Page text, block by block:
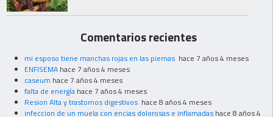
Comentarios recientes
mi esposo tiene manchas rojas en las piernas hace 7 años 4 meses
ENFISEMA hace 7 años 4 meses
caseum hace 7 años 4 meses
falta de energía hace 7 años 4 meses
Resion Alta y trastornos digestivos hace 8 años 4 meses
infeccion de un muela con encias dolorosas e inflamadas hace 8 años 4